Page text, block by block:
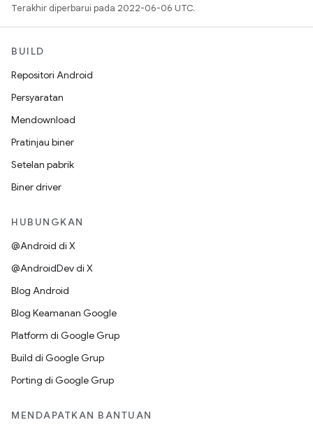
Terakhir diperbarui pada 2022-06-06 UTC.
BUILD
Repositori Android
Persyaratan
Mendownload
Pratinjau biner
Setelan pabrik
Biner driver
HUBUNGKAN
@Android di X
@AndroidDev di X
Blog Android
Blog Keamanan Google
Platform di Google Grup
Build di Google Grup
Porting di Google Grup
MENDAPATKAN BANTUAN